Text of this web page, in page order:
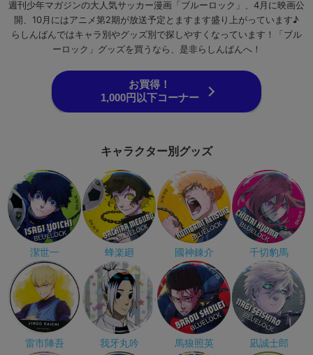
週刊少年マガジンの大人気サッカー漫画「ブルーロック」、4月に映画公
開、10月にはアニメ第2期が放送予定とますます盛り上がっています♪
らしんばんではキャラ別やグッズ別で探しやすくなっています！「ブル
ーロック」グッズを買うなら、是非らしんばんへ！
お買得！
1,000円以下コーナー
キャラクター別グッズ
潔世一 蜂楽廻 國神錬介 千切豹馬
雷市陣吾 我牙丸吟 馬狼照英 凪誠士郎